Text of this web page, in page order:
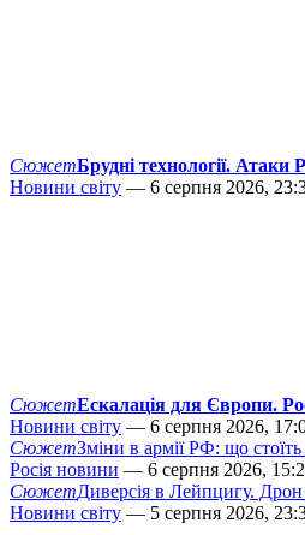
СюжетБрудні технології.
Новини світу — 6 серпня 2026,
СюжетЕскалація для Європи.
Новини світу — 6 серпня 2026,
СюжетЗміни в армії РФ: що
Росія новини — 6 серпня 2026,
СюжетДиверсія в Лейпцигу. Дрон
Новини світу — 5 серпня 2026,